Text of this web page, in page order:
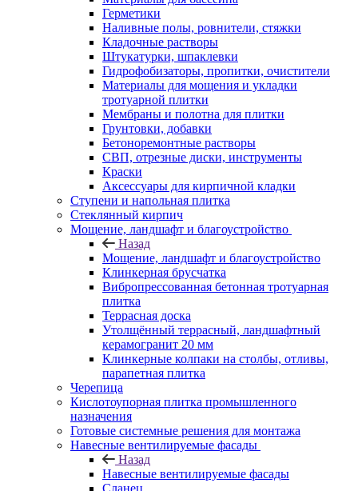
Герметики
Наливные полы, ровнители, стяжки
Кладочные растворы
Штукатурки, шпаклевки
Гидрофобизаторы, пропитки, очистители
Материалы для мощения и укладки
тротуарной плитки
Мембраны и полотна для плитки
Грунтовки, добавки
Бетоноремонтные растворы
СВП, отрезные диски, инструменты
Краски
Аксессуары для кирпичной кладки
Ступени и напольная плитка
Cтеклянный кирпич
Мощение, ландшафт и благоустройство
Назад
Мощение, ландшафт и благоустройство
Клинкерная брусчатка
Вибропрессованная бетонная тротуарная
плитка
Террасная доска
Утолщённый террасный, ландшафтный
керамогранит 20 мм
Клинкерные колпаки на столбы, отливы,
парапетная плитка
Черепица
Кислотоупорная плитка промышленного
назначения
Готовые системные решения для монтажа
Навесные вентилируемые фасады
Назад
Навесные вентилируемые фасады
Сланец